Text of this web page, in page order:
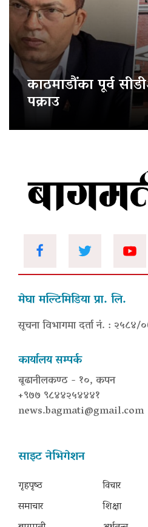
काठमाडौंका पूर्व
पक्राउ
मेघा मल्टिमिडिया प्रा. लि.
सूचना विभागमा दर्ता नं. :
कार्यालय सम्पर्क
बूढानीलकण्ठ - १०, कपन
+९७७ ९८४४२५४४४१
news.bagmati@gmail.com
साइट नेभिगेशन
गृहपृष्‍ठ
समाचार
विचार
शिक्षा